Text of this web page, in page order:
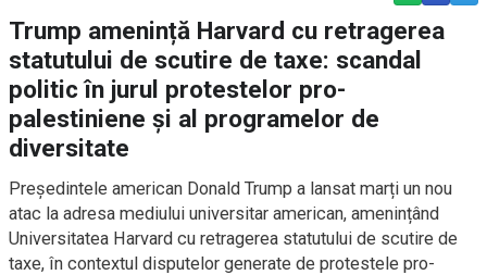
Trump amenință Harvard cu retragerea
statutului de scutire de taxe: scandal
politic în jurul protestelor pro-
palestiniene și al programelor de
diversitate
Președintele american Donald Trump a lansat marți un nou
atac la adresa mediului universitar american, amenințând
Universitatea Harvard cu retragerea statutului de scutire de
taxe, în contextul disputelor generate de protestele pro-